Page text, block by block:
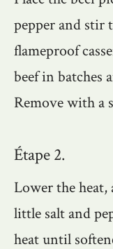
pepper and stir
flameproof
beef in batches
Remove with a
Étape 2.
Lower the heat,
little salt and
heat until